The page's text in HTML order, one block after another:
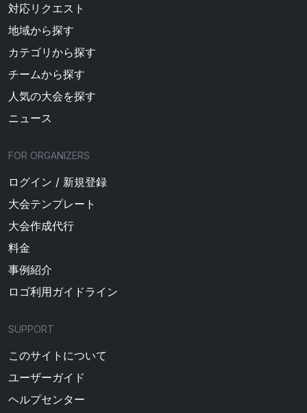
対応リクエスト
地域から探す
カテゴリから探す
チームから探す
人気の大会を探す
ニュース
FOR ORGANIZERS
ログイン / 新規登録
大会テンプレート
大会作成代行
料金
事例紹介
ロゴ利用ガイドライン
SUPPORT
このサイトについて
ユーザーガイド
ヘルプセンター